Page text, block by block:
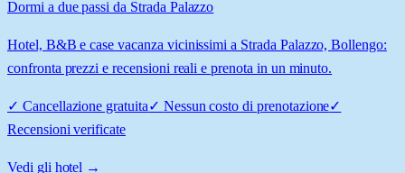
Dormi a due passi da Strada Palazzo
Hotel, B&B e case vacanza vicinissimi a Strada Palazzo, Bollengo:
confronta prezzi e recensioni reali e prenota in un minuto.
✓ Cancellazione gratuita✓ Nessun costo di prenotazione✓
Recensioni verificate
Vedi gli hotel →